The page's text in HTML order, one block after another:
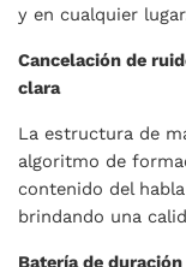
y en cualquier
Cancelación de
clara
La estructura de
algoritmo de
contenido del
brindando una